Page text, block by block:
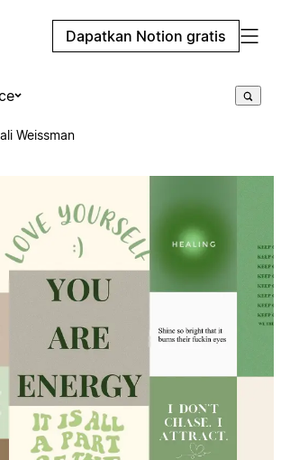
Dapatkan Notion gratis
Weissman